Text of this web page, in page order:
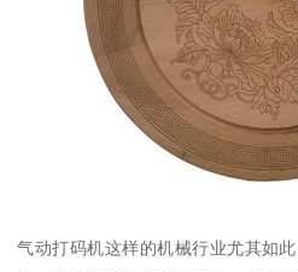
气动打码机这样的机械行业尤其如